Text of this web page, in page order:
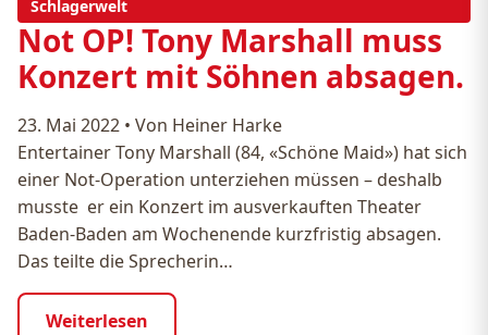
Schlagerwelt
Not OP! Tony Marshall muss
Konzert mit Söhnen absagen.
23. Mai 2022 • Von Heiner Harke
Entertainer Tony Marshall (84, «Schöne Maid») hat sich
einer Not-Operation unterziehen müssen – deshalb
musste er ein Konzert im ausverkauften Theater
Baden-Baden am Wochenende kurzfristig absagen.
Das teilte die Sprecherin…
Weiterlesen